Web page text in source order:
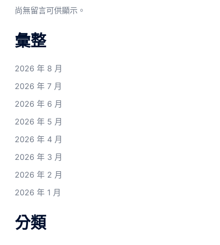
尚無留言可供顯示。
彙整
2026 年 8 月
2026 年 7 月
2026 年 6 月
2026 年 5 月
2026 年 4 月
2026 年 3 月
2026 年 2 月
2026 年 1 月
分類